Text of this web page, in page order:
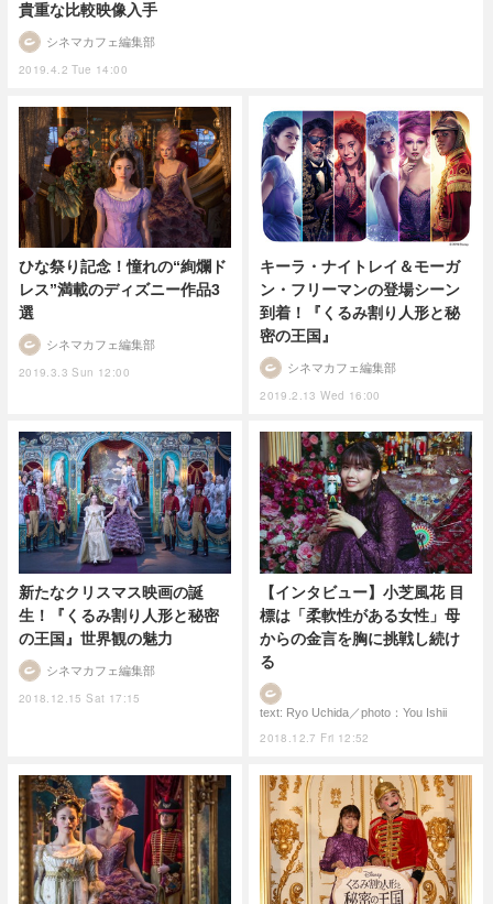
貴重な比較映像入手
2019.4.2 Tue 14:00
シネマカフェ編集部
ひな祭り記念！憧れの“絢爛ド
レス”満載のディズニー作品3
選
2019.3.3 Sun 12:00
シネマカフェ編集部
キーラ・ナイトレイ＆モーガ
ン・フリーマンの登場シーン
到着！『くるみ割り人形と秘
密の王国』
2019.2.13 Wed 16:00
シネマカフェ編集部
新たなクリスマス映画の誕
生！『くるみ割り人形と秘密
の王国』世界観の魅力
2018.12.15 Sat 17:15
シネマカフェ編集部
【インタビュー】小芝風花 目
標は「柔軟性がある女性」母
からの金言を胸に挑戦し続け
る
2018.12.7 Fri 12:52
text: Ryo Uchida／photo：You Ishii